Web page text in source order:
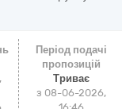
Період подачі
пропозицій
Триває
з 08-06-2026,